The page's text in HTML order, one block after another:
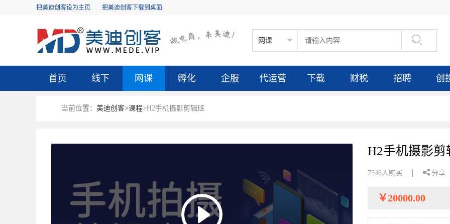
把美迪创客设为主页 把美迪创客下载到桌面

首页 线下 网课 孵化 企服 代运营 下载 财税 招聘 创
当前位置： 美迪创客>课程>H2手机摄影剪辑班
H2手机摄影剪
7546人购买  分享
￥20000.00